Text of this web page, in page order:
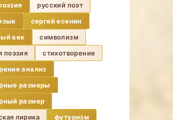
русский поэт
сергей есенин
век
символизм
поэзия
стихотворение
анализ
размеры
размер
лирика
футуризм